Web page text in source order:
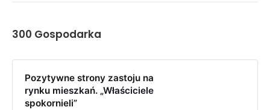
300 Gospodarka
Pozytywne strony zastoju na
rynku mieszkań. „Właściciele
spokornieli”